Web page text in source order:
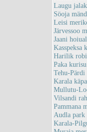
Laugu
Söoja
Leisi
Järvessoo
Jaani
Kasspeksa
Harilik
Paka
Tehu-
Karala
Mullutu-
Vilsandi
Pammana
Audla
Karala-